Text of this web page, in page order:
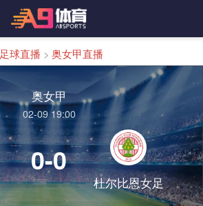
足球直播 > 奥女甲直播
奥女甲
02-09 19:00
0-0
杜尔比恩女足